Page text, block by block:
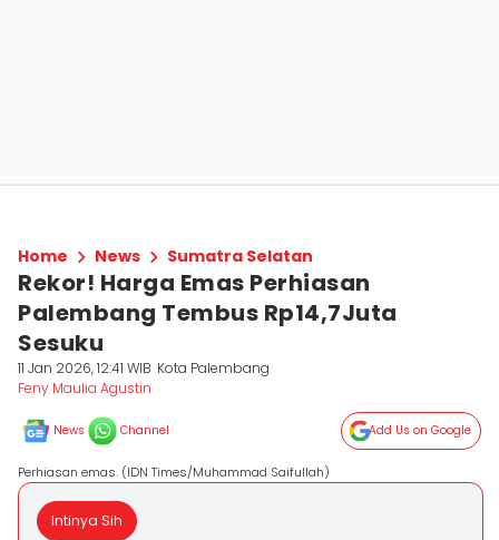
Home News Sumatra Selatan
Rekor! Harga Emas Perhiasan
Palembang Tembus Rp14,7Juta
Sesuku
11 Jan 2026, 12:41 WIB Kota Palembang
Feny Maulia Agustin
News Channel Add Us on Google
Perhiasan emas. (IDN Times/Muhammad Saifullah)
Intinya Sih